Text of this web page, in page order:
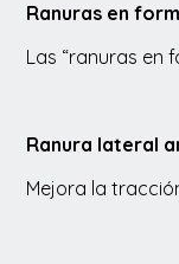
Ranuras en
Las “ranuras en
Ranura lateral
Mejora la